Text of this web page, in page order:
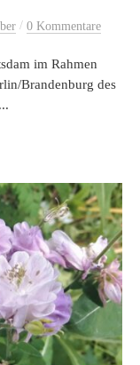
/ 0 Kommentare
im Rahmen
Brandenburg des